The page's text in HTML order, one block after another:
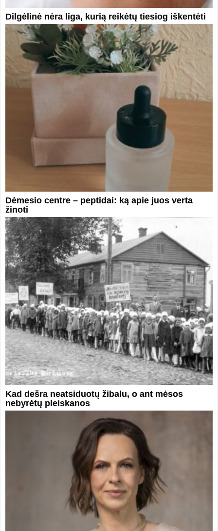
Dilgėlinė nėra liga, kurią reikėtų tiesiog iškentėti
Dėmesio centre – peptidai: ką apie juos verta
žinoti
Kad dešra neatsiduotų žibalu, o ant mėsos
nebyrėtų pleiskanos